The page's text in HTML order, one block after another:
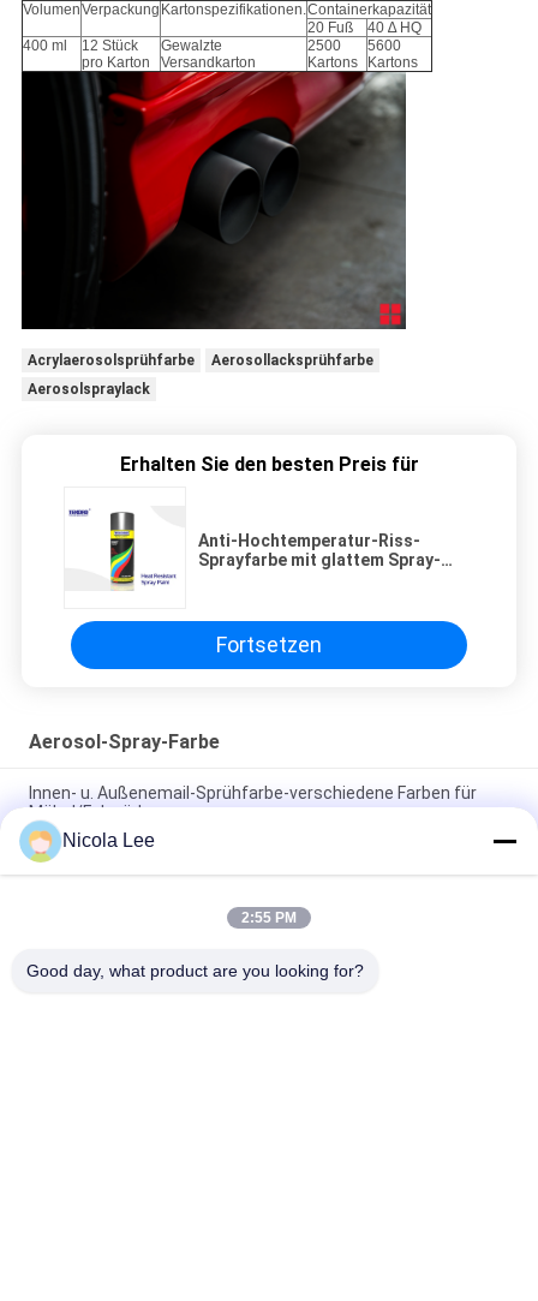
VolumenVerpackung Kartonspezifikationen.Containerkapazität
20 Fuß
40 ∆ HQ
400 ml
12 Stück
pro Karton
Gewalzte
Versandkarton
2500
Kartons
5600
Kartons
Acrylaerosolsprühfarbe
Aerosollacksprühfarbe
Aerosolspraylack
Erhalten Sie den besten Preis für
Anti-Hochtemperatur-Riss-
Sprayfarbe mit glattem Spray-
Fortsetzen
Aerosol-Spray-Farbe
Innen- u. Außenemail-Sprühfarbe-verschiedene Farben für
Möbel/Fahrräder
Ungiftige Edelstahl-Sprühfarbe-widerstehende
Splitterung/Knacken/Schale
Schnelle trocknende metallische Sprühfarbe für die
Nicola Lee
2:55 PM
Good day, what product are you looking for?